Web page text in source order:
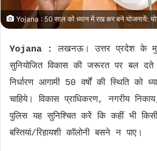
Yojana : 50 साल को ध्यान में रख कर बने योजनायें:
Yojana :
लखनऊ। उत्तर प्रदेश के
सुनियोजित विकास की जरूरत पर बल दते
निर्धारण आगामी 50 वर्षों की स्थिति को
चाहिये। विकास प्राधिकरण, नगरीय
पुलिस यह सुनिश्चित करें कि कहीं भी
बस्तियां/रिहायशी कॉलोनी बसने न पाए।